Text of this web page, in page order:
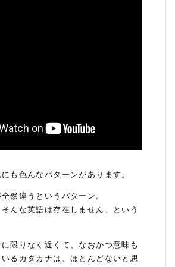
も色んなパターンがあります。
然違うというパターン。
んな英語は存在しません、という
限りなく近くて、なおかつ意味も
るカタカナは、ほとんどないと思